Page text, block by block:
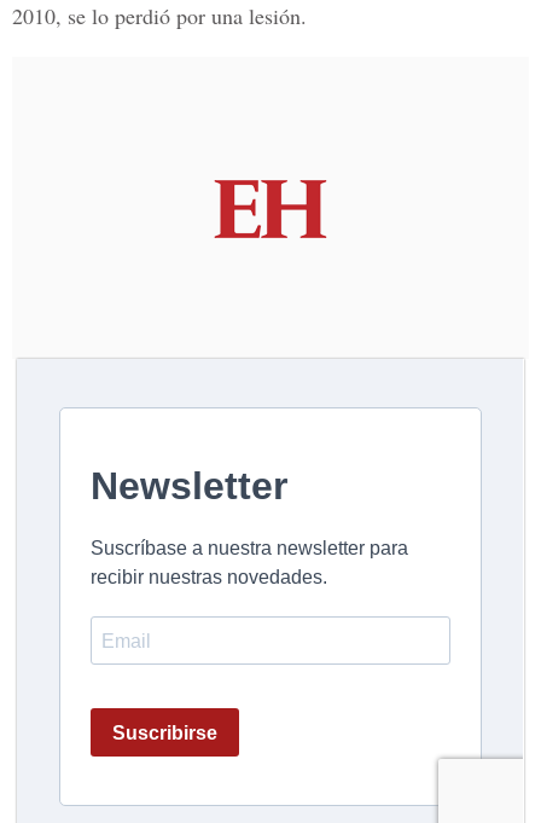
2010, se lo perdió por una lesión.